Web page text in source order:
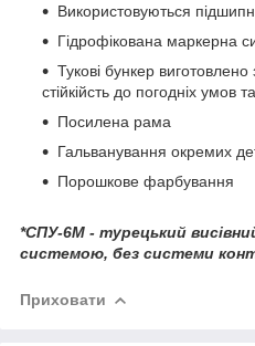
Використовуються
Гідрофікована маркерна
Тукові бункер
стійкійсть до погодніх умов
Посилена рама
Гальванування окремих
Порошкове фарбування
*СПУ-6М - турецький
системою, без системи
Приховати